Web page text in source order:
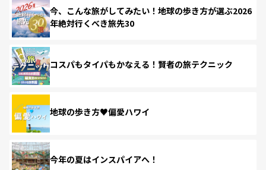
今、こんな旅がしてみたい！地球の歩き方が選ぶ2026
年絶対行くべき旅先30
コスパもタイパもかなえる！賢者の旅テクニック
地球の歩き方♥偏愛ハワイ
今年の夏はインスパイアへ！